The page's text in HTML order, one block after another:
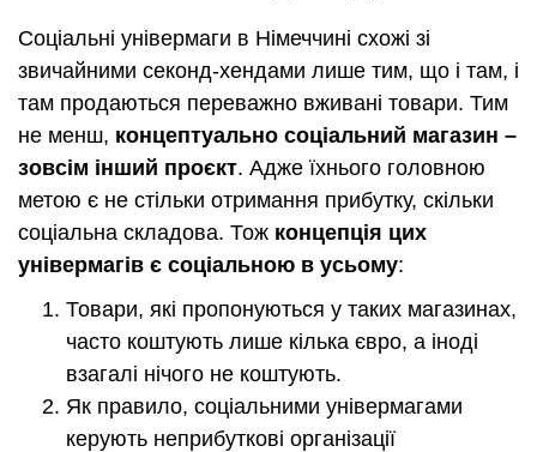
Соціальні універмаги в Німеччині схожі зі
звичайними секонд-хендами лише тим, що і там, і
там продаються переважно вживані товари. Тим
не менш, концептуально соціальний магазин –
зовсім інший проєкт. Адже їхнього головною
метою є не стільки отримання прибутку, скільки
соціальна складова. Тож концепція цих
універмагів є соціальною в усьому:
Товари, які пропонуються у таких магазинах,
часто коштують лише кілька євро, а іноді
взагалі нічого не коштують.
Як правило, соціальними універмагами
керують неприбуткові організації